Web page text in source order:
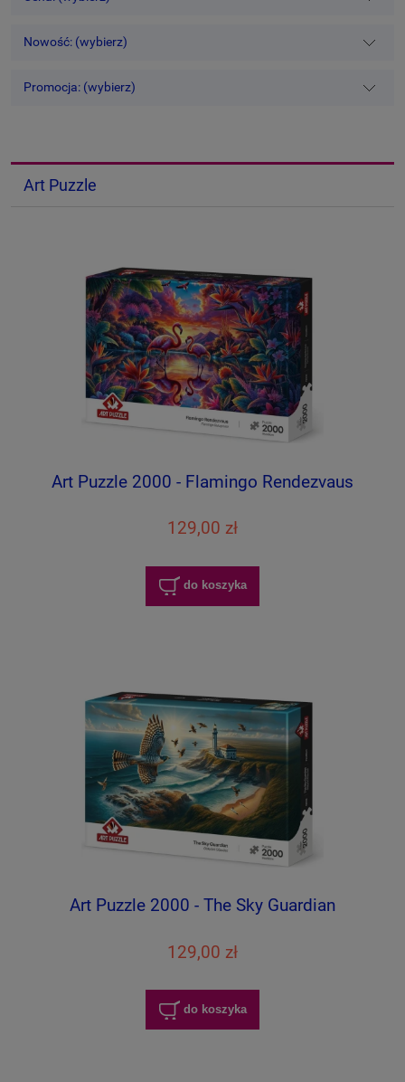
Nowość: (wybierz)
Promocja: (wybierz)
Art Puzzle
Art Puzzle 2000 - Flamingo Rendezvaus
129,00 zł
do koszyka
Art Puzzle 2000 - The Sky Guardian
129,00 zł
do koszyka